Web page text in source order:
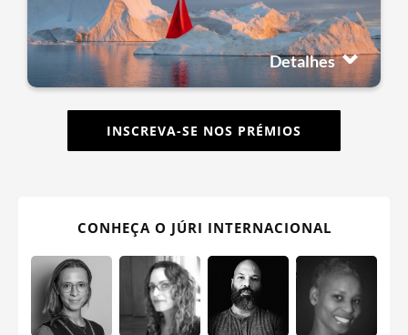
Detalhes
INSCREVA-SE NOS PRÉMIOS
CONHEÇA O JÚRI INTERNACIONAL